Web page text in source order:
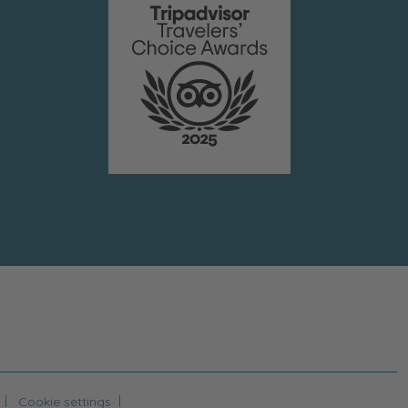
| Cookie settings |